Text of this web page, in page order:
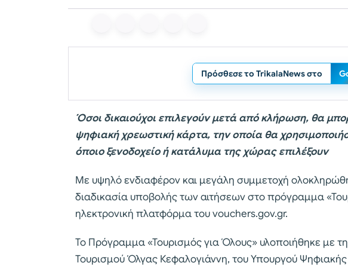
Πρόσθεσε το TrikalaNews στο
Όσοι δικαιούχοι επιλεγούν μετά από κλήρωση, θα
ψηφιακή χρεωστική κάρτα, την οποία θα
όποιο ξενοδοχείο ή κατάλυμα της χώρας επιλέξουν
Με υψηλό ενδιαφέρον και μεγάλη συμμετοχή
διαδικασία υποβολής των αιτήσεων στο πρόγραμμα
ηλεκτρονική πλατφόρμα του vouchers.gov.gr.
Το Πρόγραμμα «Τουρισμός για Όλους» υλοποιήθηκε με
Τουρισμού Όλγας Κεφαλογιάννη, του Υπουργού